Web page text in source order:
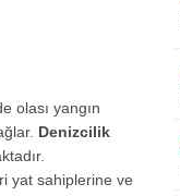
olası yangın
Denizcilik
yat sahiplerine ve